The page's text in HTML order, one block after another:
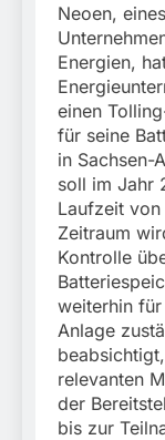
Neoen,
Energien,
einen
für seine
in Sachsen-
soll im Jahr
Laufzeit von
Zeitraum
Kontrolle
weiterhin
Anlage
relevanten
der
bis zur